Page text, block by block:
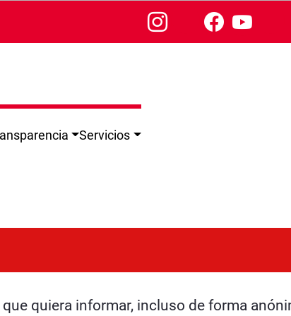
Servicios
quiera informar, incluso de forma